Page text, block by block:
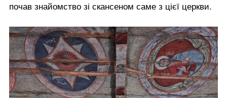
почав знайомство зі скансеном саме з цієї церкви.